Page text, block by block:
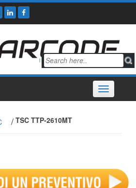
Toggle
navigation
/ TSC TTP-2610MT